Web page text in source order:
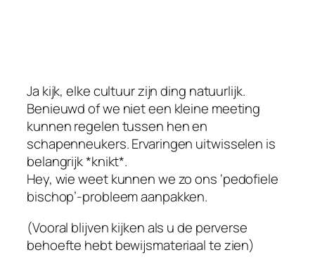
Ja kijk, elke cultuur zijn ding natuurlijk.
Benieuwd of we niet een kleine meeting
kunnen regelen tussen hen en
schapenneukers. Ervaringen uitwisselen is
belangrijk *knikt*.
Hey, wie weet kunnen we zo ons ‘pedofiele
bischop’-probleem aanpakken.
(Vooral blijven kijken als u de perverse
behoefte hebt bewijsmateriaal te zien)